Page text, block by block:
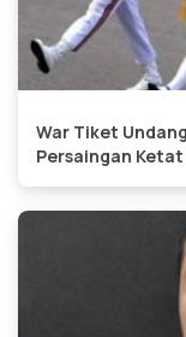
War Tiket
Persaingan